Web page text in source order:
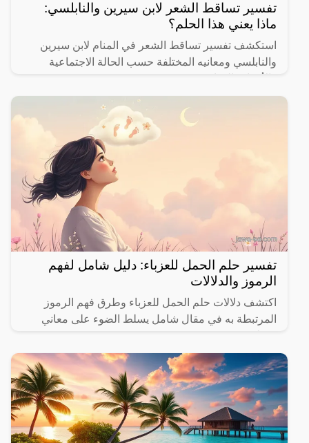
تفسير تساقط الشعر لابن سيرين والنابلسي:
ماذا يعني هذا الحلم؟
استكشف تفسير تساقط الشعر في المنام لابن سيرين
والنابلسي ومعانيه المختلفة حسب الحالة الاجتماعية
تفسير حلم الحمل للعزباء: دليل شامل لفهم
الرموز والدلالات
اكتشف دلالات حلم الحمل للعزباء وطرق فهم الرموز
المرتبطة به في مقال شامل يسلط الضوء على معاني